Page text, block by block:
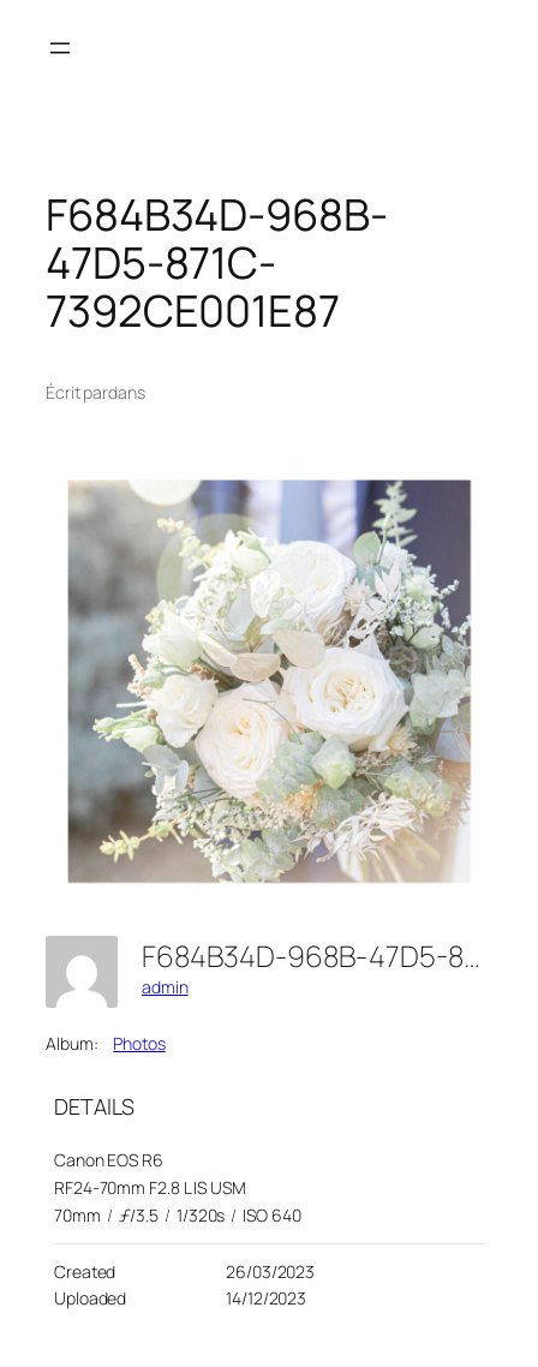
F684B34D-968B-
47D5-871C-
7392CE001E87
Écrit pardans
F684B34D-968B-47D5-871C-7392CE001E87
admin
Album: Photos
DETAILS
Canon EOS R6
RF24-70mm F2.8 L IS USM
70mm / ƒ/3.5 / 1/320s / ISO 640
Created
26/03/2023
Uploaded
14/12/2023